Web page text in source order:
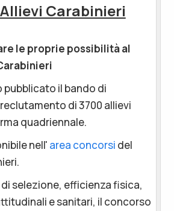
Carabinieri
le proprie possibilità al
pubblicato il bando di
di 3700 allievi
quadriennale.
nell' area concorsi del
selezione, efficienza fisica,
e sanitari, il concorso